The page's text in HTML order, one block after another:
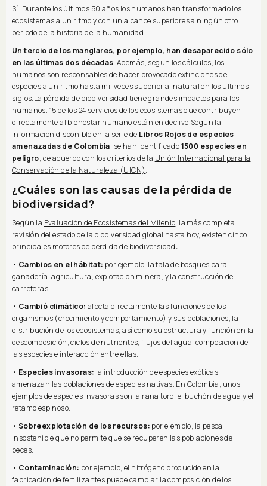
Sí. Durante los últimos 50 años los humanos han transformado los
ecosistemas a un ritmo y con un alcance superiores a ningún otro
periodo de la historia de la humanidad.
Un tercio de los manglares, por ejemplo, han desaparecido sólo
en las últimas dos décadas. Además, según los cálculos, los
humanos son responsables de haber provocado extinciones de
especies a un ritmo hasta mil veces superior al natural en los últimos
siglos.La pérdida de biodiversidad tiene grandes impactos para los
humanos. 15 de los 24 servicios de los ecosistemas que contribuyen
directamente al bienestar humano están en declive.Según la
información disponible en la serie de Libros Rojos de especies
amenazadas de Colombia, se han identificado1500 especies en
peligro, de acuerdo con los criterios de la Unión Internacional para la
Conservación de la Naturaleza (UICN).
¿Cuáles son las causas de la pérdida de
biodiversidad?
Según la Evaluación de Ecosistemas del Milenio, la más completa
revisión del estado de la biodiversidad global hasta hoy, existen cinco
principales motores de pérdida de biodiversidad:
• Cambios en el hábitat: por ejemplo, la tala de bosques para
ganadería, agricultura, explotación minera, y la construcción de
carreteras.
• Cambió climático: afecta directamente las funciones de los
organismos (crecimiento y comportamiento) y sus poblaciones, la
distribución de los ecosistemas, así como su estructura y función en la
descomposición, ciclos de nutrientes, flujos del agua, composición de
las especies e interacción entre ellas.
• Especies invasoras: la introducción de especies exóticas
amenazan las poblaciones de especies nativas. En Colombia, unos
ejemplos de especies invasoras son la rana toro, el buchón de agua y el
retamo espinoso.
• Sobreexplotación de los recursos: por ejemplo, la pesca
insostenible que no permite que se recuperen las poblaciones de
peces.
• Contaminación: por ejemplo, el nitrógeno producido en la
fabricación de fertilizantes puede cambiar la composición de los